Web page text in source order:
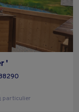
'
particulier